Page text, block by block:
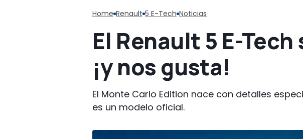
Home Renault 5 E-Tech Noticias
El Renault 5 E-
¡y nos gusta!
El Monte Carlo Edition nace con detalles
es un modelo oficial.